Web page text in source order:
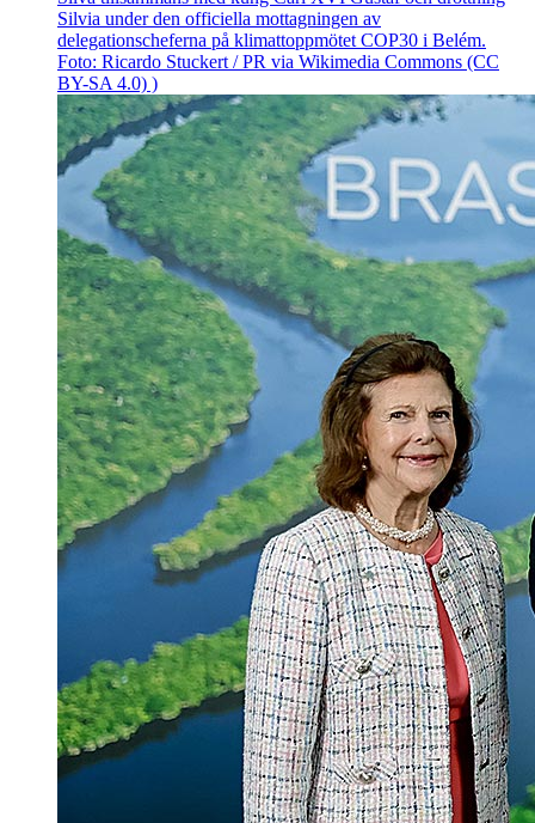
Silvia under den officiella mottagningen av
delegationscheferna på klimattoppmötet COP30 i Belém.
Foto: Ricardo Stuckert / PR via Wikimedia Commons (CC
BY-SA 4.0) )